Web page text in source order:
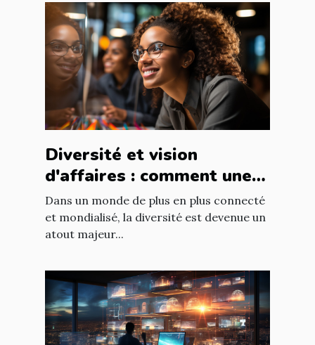
Diversité et vision
d'affaires : comment une
équipe diversifiée peut
stimuler l'innovation
Dans un monde de plus en plus connecté
et mondialisé, la diversité est devenue un
atout majeur...